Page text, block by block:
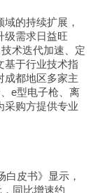
的持续扩展，
级需求日益旺
术迭代加速、定
基于行业技术指
成都地区多家主
e型电子枪、离
采购方提供专业
皮书》显示，
同比增速约